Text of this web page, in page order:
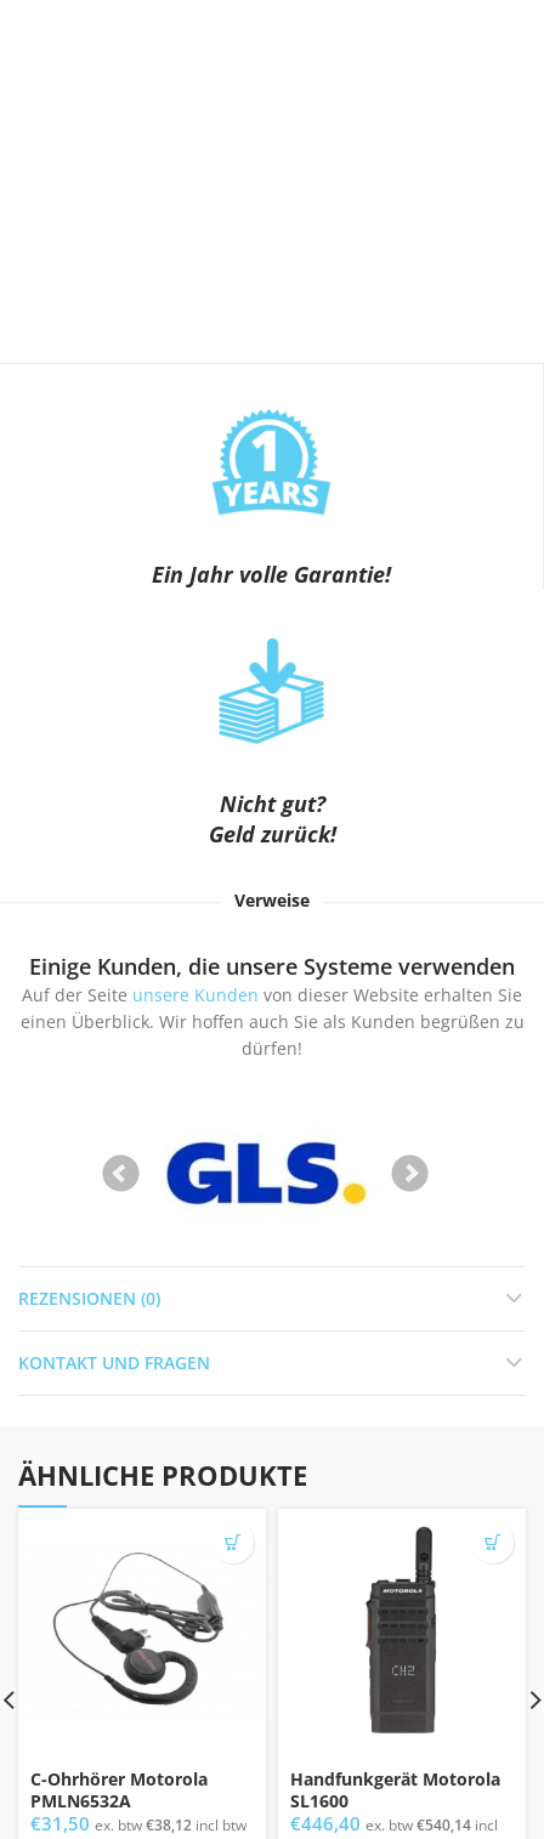
Ein Jahr volle Garantie!
Nicht gut?
Geld zurück!
Verweise
Einige Kunden, die unsere Systeme verwenden
Auf der Seite unsere Kunden von dieser Website erhalten Sie
einen Überblick. Wir hoffen auch Sie als Kunden begrüßen zu
dürfen!
REZENSIONEN (0)
KONTAKT UND FRAGEN
ÄHNLICHE PRODUKTE
C-Ohrhörer Motorola
PMLN6532A
€31,50 ex. btw€38,12 incl btw
Handfunkgerät Motorola
SL1600
€446,40 ex. btw€540,14 incl